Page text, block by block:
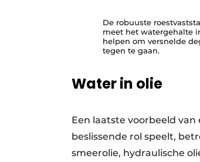
De robuuste
meet het watergehalte
helpen om versnelde
tegen te gaan.
Water in olie
Een laatste voorbeeld
beslissende rol speelt,
smeerolie, hydraulische